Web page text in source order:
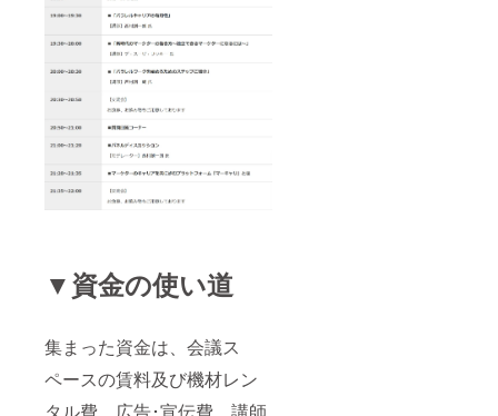
▼資金の使い道
集まった資金は、会議ス
ペースの賃料及び機材レン
タル費、広告･宣伝費、講師